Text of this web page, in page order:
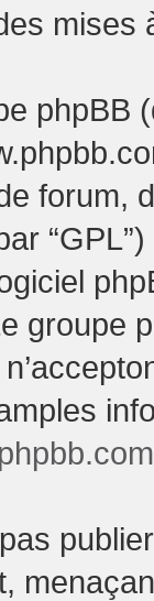
mises
phpBB
forum,
groupe